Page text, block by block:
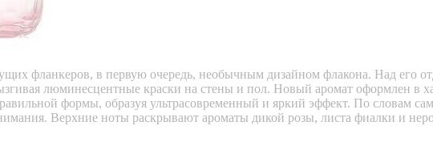
фланкеров, в первую очередь, необычным дизайном флакона. Над его
люминесцентные краски на стены и пол. Новый аромат оформлен в
формы, образуя ультрасовременный и яркий эффект. По словам
Верхние ноты раскрывают ароматы дикой розы, листа фиалки и